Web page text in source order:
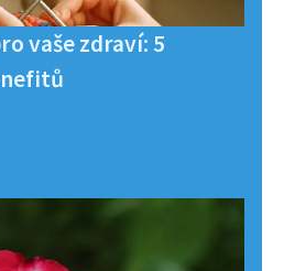
vaše zdraví: 5